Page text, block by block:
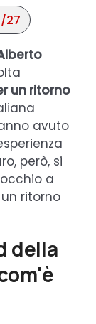
27
un ritorno
avuto
però, si
a
ritorno
della